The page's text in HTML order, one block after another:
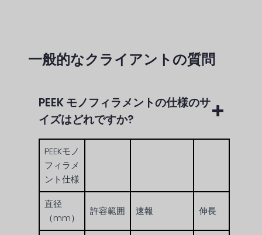
一般的なクライアントの質問
PEEK モノフィラメントの仕様のサ
イズはどれですか?
PEEKモノ
フィラメ
ント仕様
直径
（mm）
許容範囲 速報 伸長